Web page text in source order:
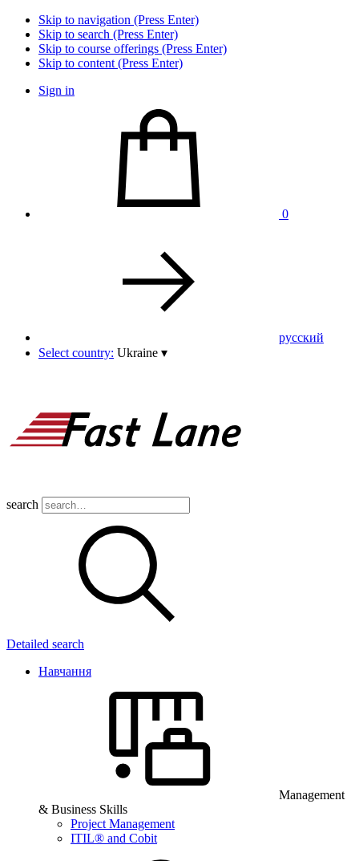
Skip to navigation (Press Enter)
Skip to search (Press Enter)
Skip to course offerings (Press Enter)
Skip to content (Press Enter)
Sign in
0
pусский
Select country: Ukraine ▾
search
Detailed search
Навчання
Management
& Business Skills
Project Management
ITIL® and Cobit